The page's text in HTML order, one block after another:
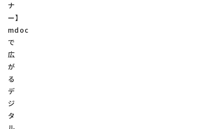
ナ
ー】
mdoc
で
広
が
る
デ
ジ
タ